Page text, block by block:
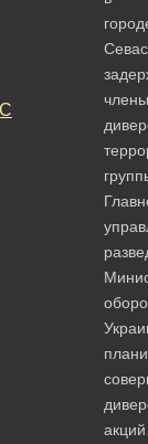
члены
акций